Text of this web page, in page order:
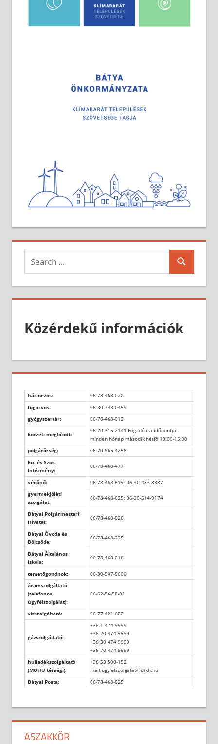
Search
for:
Search
Közérdekű információk
háziorvos:
06-78-468-020
fogorvos:
06-30-743-0459
gyógyszertár:
06-78-468-012
körzeti megbízott:
06-20-315-2141 Fogadóóra időpontja:
minden hónap második hétfő 13:00-15:00
polgárőrség:
06-70-565-4258
Eü. és Szoc.
Intézmény:
06-78-468-477
védőnő:
06-78-468-619; 06-30-483-8387
gyermekjóléti
szolgálat:
06-78-468-625; 06-30-514-9174
Bátyai Polgármesteri
Hivatal:
06-78-468-026
Bátyai Óvoda és
Bölcsőde:
06-78-468-225
Bátyai Általános
Iskola:
06-78-468-016
temetőgondnok:
06-30-507-5600
áramszolgáltató
(telefonos
ügyfélszolgálat):
06-62-56-58-81
vízszolgáltató: 06-77-421-622
gázszolgáltató:
+36 1 474 9999
+36 20 474 9999
+36 30 474 9999
+36 70 474 9999
hulladékszolgáltató
(MOHU térségi):
+36 53 500-152
mail:ugyfelszolgalat@dtkh.hu
Bátyai Posta:
06-78-468-025
ASZAKKÖR